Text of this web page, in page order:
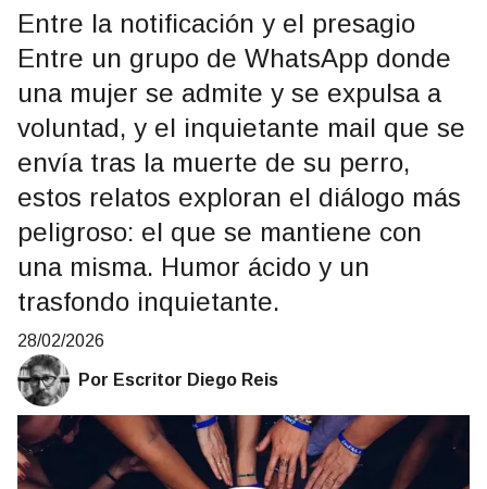
Entre la notificación y el presagio
Entre un grupo de WhatsApp donde
una mujer se admite y se expulsa a
voluntad, y el inquietante mail que se
envía tras la muerte de su perro,
estos relatos exploran el diálogo más
peligroso: el que se mantiene con
una misma. Humor ácido y un
trasfondo inquietante.
28/02/2026
Por Escritor Diego Reis